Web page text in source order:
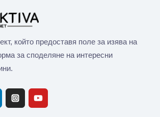
който предоставя поле за изява на
за споделяне на интересни